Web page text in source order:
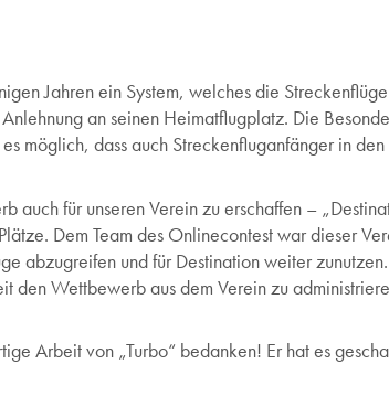
Jahren ein System, welches die
an seinen Heimatflugplatz. Die
möglich, dass auch Streckenfluganfänger in
für unseren Verein zu erschaffen –
Dem Team des Onlinecontest war dieser
abzugreifen und für Destination weiter
den Wettbewerb aus dem Verein zu
Arbeit von „Turbo“ bedanken! Er hat es